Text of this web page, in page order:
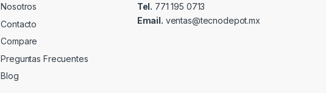
Nosotros
Contacto
Compare
Preguntas Frecuentes
Blog
Tel. 771 195 0713
Email. ventas@tecnodepot.mx